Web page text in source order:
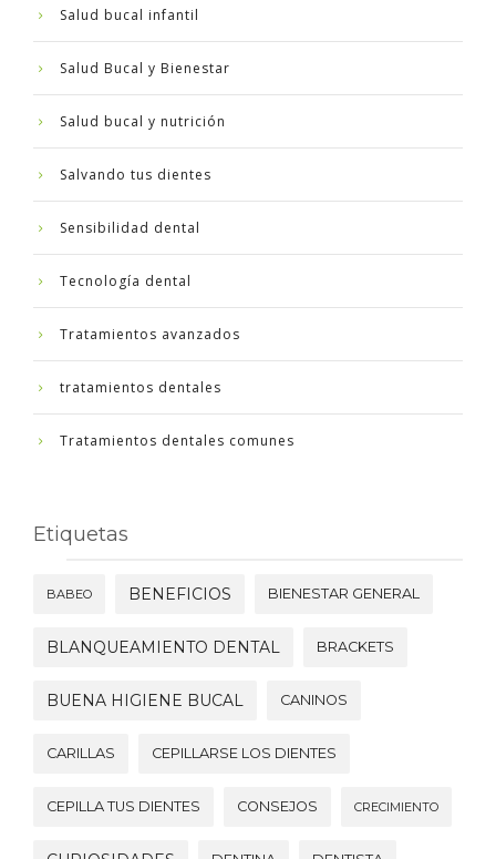
Salud bucal infantil
Salud Bucal y Bienestar
Salud bucal y nutrición
Salvando tus dientes
Sensibilidad dental
Tecnología dental
Tratamientos avanzados
tratamientos dentales
Tratamientos dentales comunes
Etiquetas
BABEO BENEFICIOS BIENESTAR GENERAL
BLANQUEAMIENTO DENTAL BRACKETS
BUENA HIGIENE BUCAL CANINOS
CARILLAS CEPILLARSE LOS DIENTES
CEPILLA TUS DIENTES CONSEJOS CRECIMIENTO